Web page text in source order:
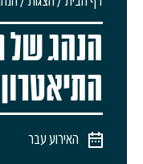
הנהג של
האירוע עבר